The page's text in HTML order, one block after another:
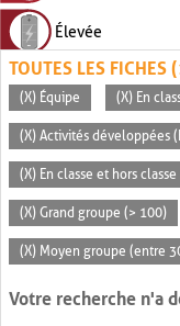
Élevée
TOUTES LES FICHES
(X) Équipe (X) En
(X) Activités développées
(X) En classe et hors classe
(X) Grand groupe (> 100)
(X) Moyen groupe (entre
Votre recherche n'a